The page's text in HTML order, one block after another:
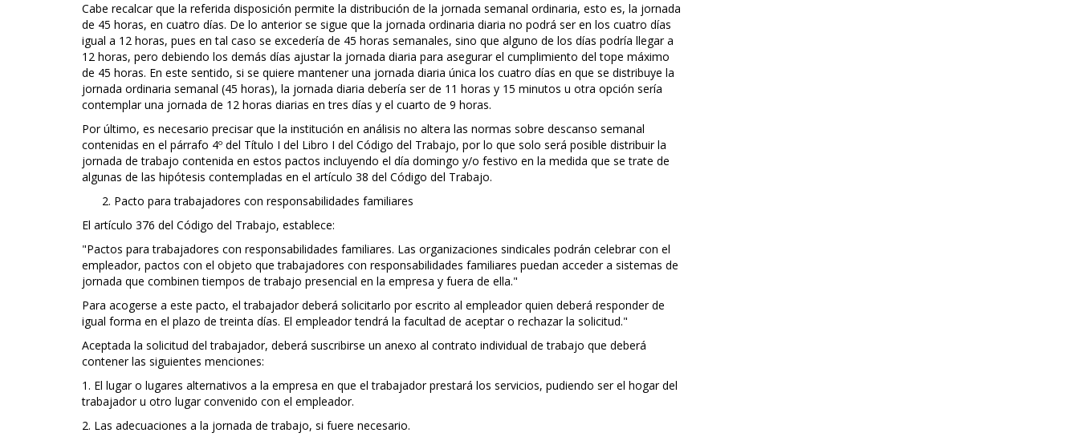
Cabe recalcar que la referida disposición permite la distribución de la jornada semanal ordinaria, esto es, la jornada
de 45 horas, en cuatro días. De lo anterior se sigue que la jornada ordinaria diaria no podrá ser en los cuatro días
igual a 12 horas, pues en tal caso se excedería de 45 horas semanales, sino que alguno de los días podría llegar a
12 horas, pero debiendo los demás días ajustar la jornada diaria para asegurar el cumplimiento del tope máximo
de 45 horas. En este sentido, si se quiere mantener una jornada diaria única los cuatro días en que se distribuye la
jornada ordinaria semanal (45 horas), la jornada diaria debería ser de 11 horas y 15 minutos u otra opción sería
contemplar una jornada de 12 horas diarias en tres días y el cuarto de 9 horas.
Por último, es necesario precisar que la institución en análisis no altera las normas sobre descanso semanal
contenidas en el párrafo 4º del Título I del Libro I del Código del Trabajo, por lo que solo será posible distribuir la
jornada de trabajo contenida en estos pactos incluyendo el día domingo y/o festivo en la medida que se trate de
algunas de las hipótesis contempladas en el artículo 38 del Código del Trabajo.
Pacto para trabajadores con responsabilidades familiares
El artículo 376 del Código del Trabajo, establece:
"Pactos para trabajadores con responsabilidades familiares. Las organizaciones sindicales podrán celebrar con el
empleador, pactos con el objeto que trabajadores con responsabilidades familiares puedan acceder a sistemas de
jornada que combinen tiempos de trabajo presencial en la empresa y fuera de ella."
Para acogerse a este pacto, el trabajador deberá solicitarlo por escrito al empleador quien deberá responder de
igual forma en el plazo de treinta días. El empleador tendrá la facultad de aceptar o rechazar la solicitud."
Aceptada la solicitud del trabajador, deberá suscribirse un anexo al contrato individual de trabajo que deberá
contener las siguientes menciones:
1. El lugar o lugares alternativos a la empresa en que el trabajador prestará los servicios, pudiendo ser el hogar del
trabajador u otro lugar convenido con el empleador.
2. Las adecuaciones a la jornada de trabajo, si fuere necesario.